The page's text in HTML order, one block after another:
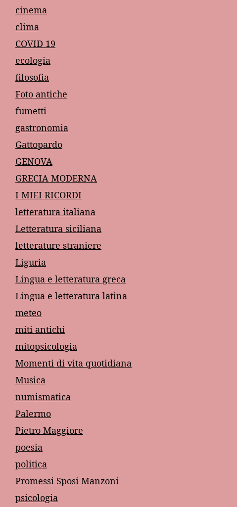
cinema
clima
COVID 19
ecologia
filosofia
Foto antiche
fumetti
gastronomia
Gattopardo
GENOVA
GRECIA MODERNA
I MIEI RICORDI
letteratura italiana
Letteratura siciliana
letterature straniere
Liguria
Lingua e letteratura greca
Lingua e letteratura latina
meteo
miti antichi
mitopsicologia
Momenti di vita quotidiana
Musica
numismatica
Palermo
Pietro Maggiore
poesia
politica
Promessi Sposi Manzoni
psicologia